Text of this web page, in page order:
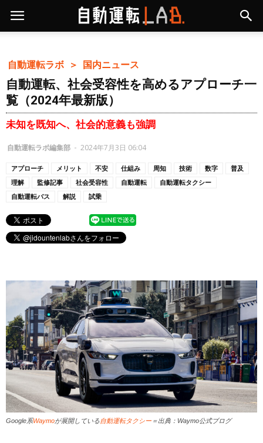
自動運転ラボ ＞ 国内ニュース
自動運転、社会受容性を高めるアプローチ一
覧（2024年最新版）
未知を既知へ、社会的意義も強調
自動運転ラボ編集部 - 2024年7月3日 06:04
アプローチ メリット 不安 仕組み 周知 技術 数字
普及
理解
監修記事 社会受容性 自動運転
自動運転タクシー
自動運転バス
解説 試乗
Google系Waymoが展開している 自動運転タクシー ＝出典：Waymo公式ブログ